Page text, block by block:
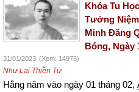
Khóa Tu
Tưởng
Minh Đăng
Bóng, Ngày
31/01/2023 (Xem: 14975)
Như Lai Thiền Tự
Hằng năm vào ngày 01 tháng 02,